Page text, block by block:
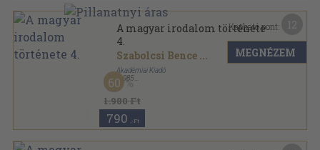
A magyar irodalom története
4.
Szabolcsi Bence ...
Akadémiai Kiadó
, 1985
Vászon
1.980 Ft
60
790 ,-Ft
Kapható pont:
MEGNÉZEM